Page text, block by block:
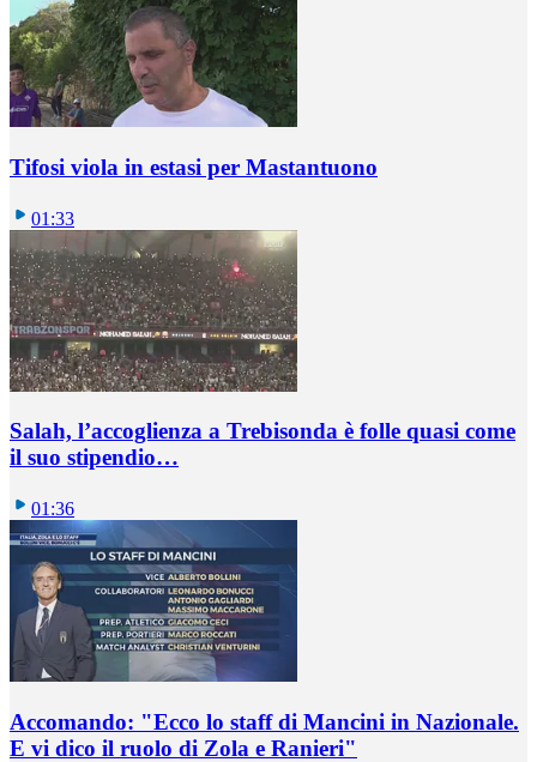
Tifosi viola in estasi per Mastantuono
01:33
Salah, l’accoglienza a Trebisonda è folle quasi come
il suo stipendio…
01:36
Accomando: "Ecco lo staff di Mancini in Nazionale.
E vi dico il ruolo di Zola e Ranieri"